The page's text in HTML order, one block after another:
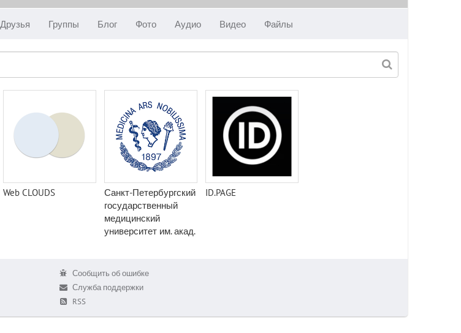
Друзья Группы Блог Фото Аудио Видео Файлы
Web CLOUDS
Санкт-Петербургский
государственный
медицинский
университет им. акад.
ID.PAGE
Сообщить об ошибке
Служба поддержки
RSS